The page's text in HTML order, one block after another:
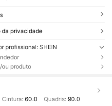
da privacidade
profissional: SHEIN
ou produto
Cintura: 60.0 Quadris: 90.0